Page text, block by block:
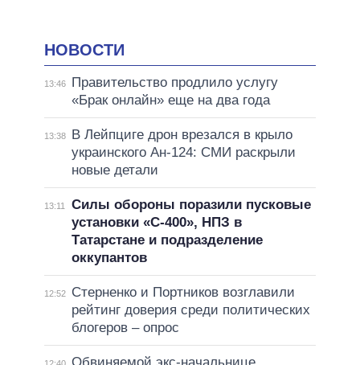
НОВОСТИ
13:46
Правительство продлило услугу
«Брак онлайн» еще на два года
13:38
В Лейпциге дрон врезался в крыло
украинского Ан-124: СМИ раскрыли
новые детали
13:11
Силы обороны поразили пусковые
установки «С-400», НПЗ в
Татарстане и подразделение
оккупантов
12:52
Стерненко и Портников возглавили
рейтинг доверия среди политических
блогеров – опрос